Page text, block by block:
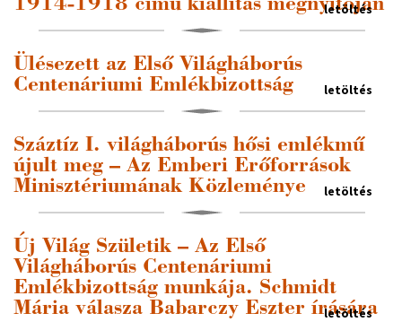
1914-1918 című kiállítás megnyitóján
letöltés
Ülésezett az Első Világháborús
Centenáriumi Emlékbizottság
letöltés
Száztíz I. világháborús hősi emlékmű
újult meg – Az Emberi Erőforrások
Minisztériumának Közleménye
letöltés
Új Világ Születik – Az Első
Világháborús Centenáriumi
Emlékbizottság munkája. Schmidt
Mária válasza Babarczy Eszter írására
letöltés